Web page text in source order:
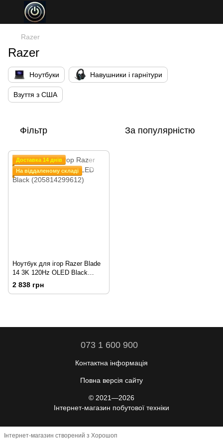
Razer
Razer
Ноутбуки Навушники і гарнітури
Взуття з США
Фільтр За популярністю
Доставка 14 днів
На віддаленому складі
Ноутбук для ігор Razer Blade
14 3K 120Hz OLED Black
(205814299612)
2 838 грн
073 1 600 900
Контактна інформація
Повна версія сайту
© 2021—2026
Інтернет-магазин побутової техніки
Інтернет-магазин створений з Хорошоп